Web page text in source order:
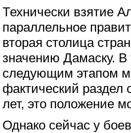
Технически взятие
параллельное
вторая столица
значению Дамаску. В
следующим этапом
фактический раздел
лет, это положение
Однако сейчас у